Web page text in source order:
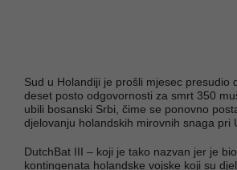
Sud u Holandiji je prošli mjesec presudio
deset posto odgovornosti za smrt 350
ubili bosanski Srbi, čime se ponovno
djelovanju holandskih mirovnih snaga pri
DutchBat III – koji je tako nazvan jer je
kontingenata holandske vojske koji su